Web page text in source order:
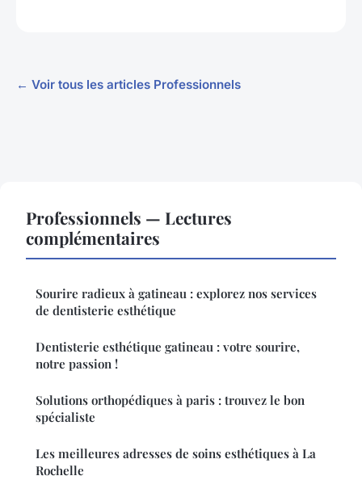
← Voir tous les articles Professionnels
Professionnels — Lectures
complémentaires
Sourire radieux à gatineau : explorez nos services
de dentisterie esthétique
Dentisterie esthétique gatineau : votre sourire,
notre passion !
Solutions orthopédiques à paris : trouvez le bon
spécialiste
Les meilleures adresses de soins esthétiques à La
Rochelle